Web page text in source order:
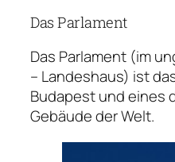
Das Parlament
Das Parlament (im
– Landeshaus) ist
Budapest und eines
Gebäude der Welt.